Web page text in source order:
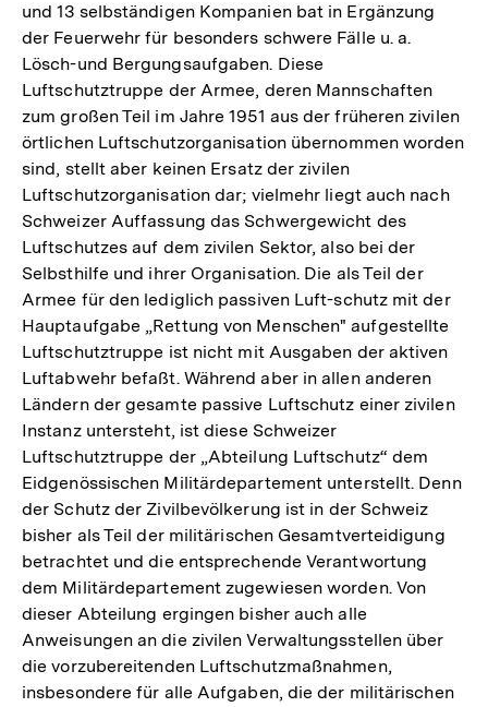
und 13 selbständigen Kompanien bat in Ergänzung
der Feuerwehr für besonders schwere Fälle u. a.
Lösch-und Bergungsaufgaben. Diese
Luftschutztruppe der Armee, deren Mannschaften
zum großen Teil im Jahre 1951 aus der früheren zivilen
örtlichen Luftschutzorganisation übernommen worden
sind, stellt aber keinen Ersatz der zivilen
Luftschutzorganisation dar; vielmehr liegt auch nach
Schweizer Auffassung das Schwergewicht des
Luftschutzes auf dem zivilen Sektor, also bei der
Selbsthilfe und ihrer Organisation. Die als Teil der
Armee für den lediglich passiven Luft-schutz mit der
Hauptaufgabe „Rettung von Menschen" aufgestellte
Luftschutztruppe ist nicht mit Ausgaben der aktiven
Luftabwehr befaßt. Während aber in allen anderen
Ländern der gesamte passive Luftschutz einer zivilen
Instanz untersteht, ist diese Schweizer
Luftschutztruppe der „Abteilung Luftschutz“ dem
Eidgenössischen Militärdepartement unterstellt. Denn
der Schutz der Zivilbevölkerung ist in der Schweiz
bisher als Teil der militärischen Gesamtverteidigung
betrachtet und die entsprechende Verantwortung
dem Militärdepartement zugewiesen worden. Von
dieser Abteilung ergingen bisher auch alle
Anweisungen an die zivilen Verwaltungsstellen über
die vorzubereitenden Luftschutzmaßnahmen,
insbesondere für alle Aufgaben, die der militärischen